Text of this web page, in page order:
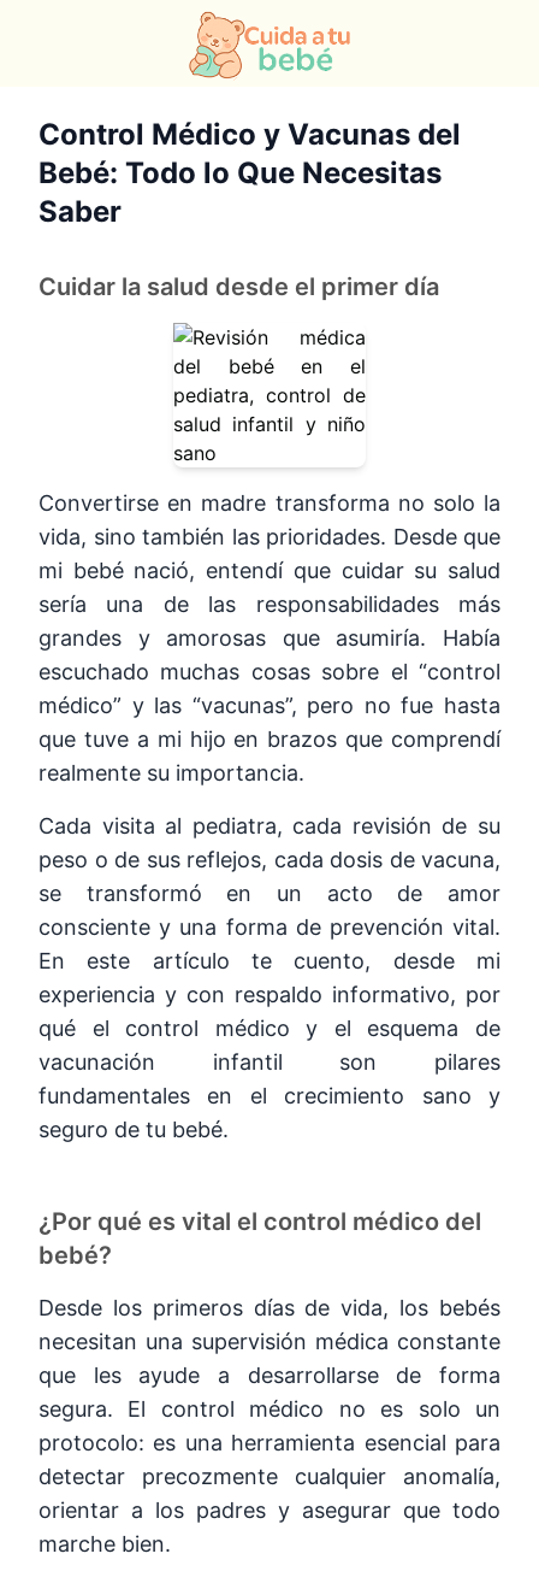
Control Médico y Vacunas del
Bebé: Todo lo Que Necesitas
Saber
Cuidar la salud desde el primer día
Convertirse en madre transforma no solo la
vida, sino también las prioridades. Desde que
mi bebé nació, entendí que cuidar su salud
sería una de las responsabilidades más
grandes y amorosas que asumiría. Había
escuchado muchas cosas sobre el “control
médico” y las “vacunas”, pero no fue hasta
que tuve a mi hijo en brazos que comprendí
realmente su importancia.
Cada visita al pediatra, cada revisión de su
peso o de sus reflejos, cada dosis de vacuna,
se transformó en un acto de amor
consciente y una forma de prevención vital.
En este artículo te cuento, desde mi
experiencia y con respaldo informativo, por
qué el control médico y el esquema de
vacunación infantil son pilares
fundamentales en el crecimiento sano y
seguro de tu bebé.
¿Por qué es vital el control médico del
bebé?
Desde los primeros días de vida, los bebés
necesitan una supervisión médica constante
que les ayude a desarrollarse de forma
segura. El control médico no es solo un
protocolo: es una herramienta esencial para
detectar precozmente cualquier anomalía,
orientar a los padres y asegurar que todo
marche bien.